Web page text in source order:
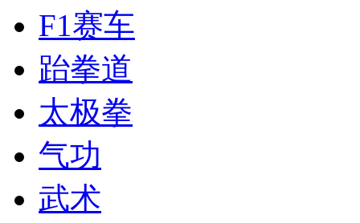
F1赛车
跆拳道
太极拳
气功
武术